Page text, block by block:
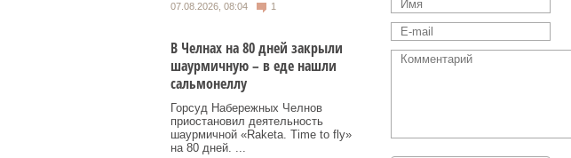
07.08.2026, 08:04 1
В Челнах на 80 дней закрыли
шаурмичную – в еде нашли
сальмонеллу
Горсуд Набережных Челнов
приостановил деятельность
шаурмичной «Raketa. Time to fly»
на 80 дней. ...